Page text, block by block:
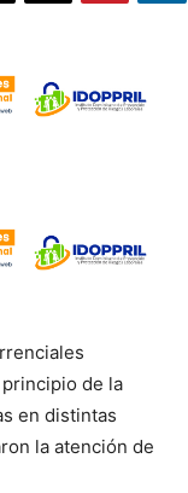
de la
en distintas
la atención de